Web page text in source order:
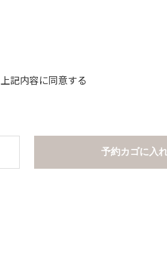
上記内容に同意する
予約カゴに入